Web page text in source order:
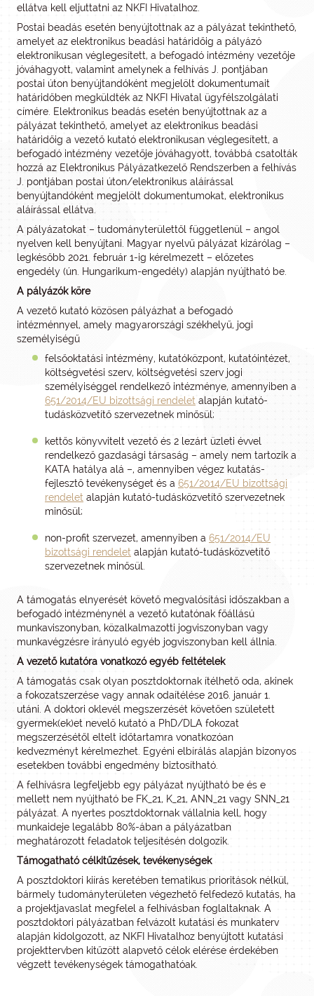
ellátva kell eljuttatni az NKFI Hivatalhoz.
Postai beadás esetén benyújtottnak az a pályázat tekinthető,
amelyet az elektronikus beadási határidőig a pályázó
elektronikusan véglegesített, a befogadó intézmény vezetője
jóváhagyott, valamint amelynek a felhívás J. pontjában
postai úton benyújtandóként megjelölt dokumentumait
határidőben megküldték az NKFI Hivatal ügyfélszolgálati
címére. Elektronikus beadás esetén benyújtottnak az a
pályázat tekinthető, amelyet az elektronikus beadási
határidőig a vezető kutató elektronikusan véglegesített, a
befogadó intézmény vezetője jóváhagyott, továbbá csatolták
hozzá az Elektronikus Pályázatkezelő Rendszerben a felhívás
J. pontjában postai úton/elektronikus aláírással
benyújtandóként megjelölt dokumentumokat, elektronikus
aláírással ellátva.
A pályázatokat – tudományterülettől függetlenül – angol
nyelven kell benyújtani. Magyar nyelvű pályázat kizárólag –
legkésőbb 2021. február 1-ig kérelmezett – előzetes
engedély (ún. Hungarikum-engedély) alapján nyújtható be.
A pályázók köre
A vezető kutató közösen pályázhat a befogadó
intézménnyel, amely magyarországi székhelyű, jogi
személyiségű
felsőoktatási intézmény, kutatóközpont, kutatóintézet,
költségvetési szerv, költségvetési szerv jogi
személyiséggel rendelkező intézménye, amennyiben a
651/2014/EU bizottsági rendelet alapján kutató-
tudásközvetítő szervezetnek minősül;
kettős könyvvitelt vezető és 2 lezárt üzleti évvel
rendelkező gazdasági társaság – amely nem tartozik a
KATA hatálya alá –, amennyiben végez kutatás-
fejlesztő tevékenységet és a 651/2014/EU bizottsági
rendelet alapján kutató-tudásközvetítő szervezetnek
minősül;
non-profit szervezet, amennyiben a 651/2014/EU
bizottsági rendelet alapján kutató-tudásközvetítő
szervezetnek minősül.
A támogatás elnyerését követő megvalósítási időszakban a
befogadó intézménynél a vezető kutatónak főállású
munkaviszonyban, közalkalmazotti jogviszonyban vagy
munkavégzésre irányuló egyéb jogviszonyban kell állnia.
A vezető kutatóra vonatkozó egyéb feltételek
A támogatás csak olyan posztdoktornak ítélhető oda, akinek
a fokozatszerzése vagy annak odaítélése 2016. január 1.
utáni. A doktori oklevél megszerzését követően született
gyermek(ek)et nevelő kutató a PhD/DLA fokozat
megszerzésétől eltelt időtartamra vonatkozóan
kedvezményt kérelmezhet. Egyéni elbírálás alapján bizonyos
esetekben további engedmény biztosítható.
A felhívásra legfeljebb egy pályázat nyújtható be és e
mellett nem nyújtható be FK_21, K_21, ANN_21 vagy SNN_21
pályázat. A nyertes posztdoktornak vállalnia kell, hogy
munkaideje legalább 80%-ában a pályázatban
meghatározott feladatok teljesítésén dolgozik.
Támogatható célkitűzések, tevékenységek
A posztdoktori kiírás keretében tematikus prioritások nélkül,
bármely tudományterületen végezhető felfedező kutatás, ha
a projektjavaslat megfelel a felhívásban foglaltaknak. A
posztdoktori pályázatban felvázolt kutatási és munkaterv
alapján kidolgozott, az NKFI Hivatalhoz benyújtott kutatási
projekttervben kitűzött alapvető célok elérése érdekében
végzett tevékenységek támogathatóak.